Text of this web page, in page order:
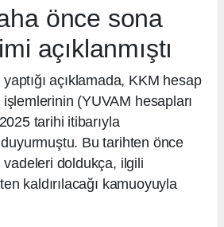
önce sona
açıklanmıştı
açıklamada, KKM hesap
(YUVAM hesapları
tarihi itibarıyla
duyurmuştu. Bu tarihten önce
vadeleri doldukça, ilgili
kaldırılacağı kamuoyuyla